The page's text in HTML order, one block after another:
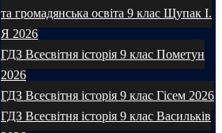
та громадянська освіта 9 клас Щупак І.
Я 2026
ГДЗ Всесвітня історія 9 клас Пометун
2026
ГДЗ Всесвітня історія 9 клас Гісем 2026
ГДЗ Всесвітня історія 9 клас Васильків